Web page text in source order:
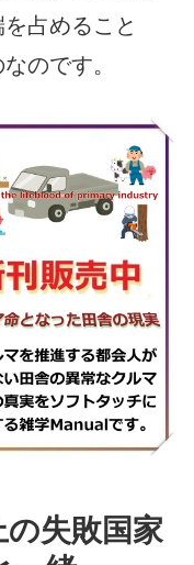
占めること
のです。
失敗国家